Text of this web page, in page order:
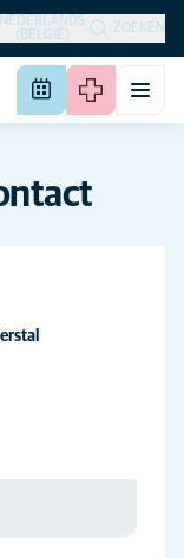
NEDERLANDS
(BELGIË)
ZOEKEN